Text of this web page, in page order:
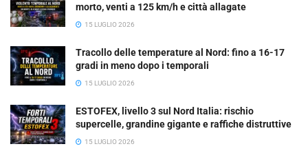
morto, venti a 125 km/h e città allagate
15 LUGLIO 2026
Tracollo delle temperature al Nord: fino a 16-17
gradi in meno dopo i temporali
15 LUGLIO 2026
ESTOFEX, livello 3 sul Nord Italia: rischio
supercelle, grandine gigante e raffiche distruttive
15 LUGLIO 2026